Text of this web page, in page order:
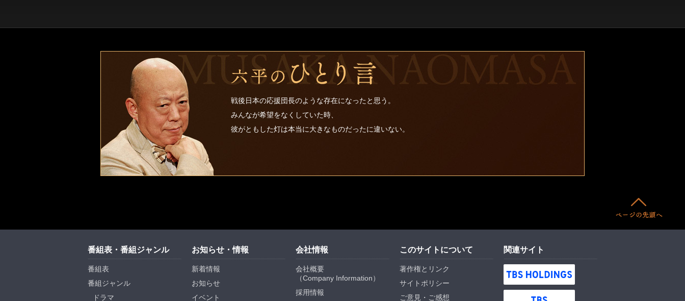
戦後日本の応援団長のような存在になったと思う。
みんなが希望をなくしていた時、
彼がともした灯は本当に大きなものだったに違いない。
番組表・番組ジャンル
番組表
番組ジャンル
ドラマ
お知らせ・情報
新着情報
お知らせ
イベント
会社情報
会社概要
（Company Information）
採用情報
このサイトについて
著作権とリンク
サイトポリシー
ご意見・ご感想
関連サイト